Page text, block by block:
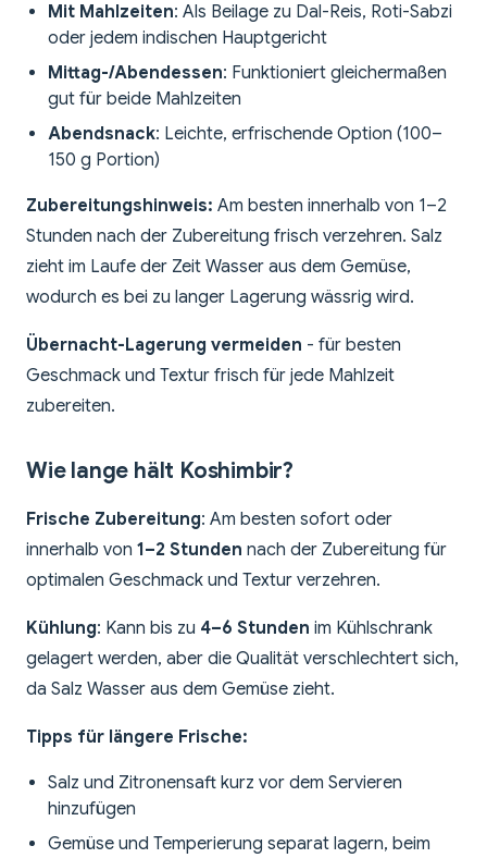
Mit Mahlzeiten: Als Beilage zu Dal-Reis, Roti-Sabzi
oder jedem indischen Hauptgericht
Mittag-/Abendessen: Funktioniert gleichermaßen
gut für beide Mahlzeiten
Abendsnack: Leichte, erfrischende Option (100–
150 g Portion)
Zubereitungshinweis: Am besten innerhalb von 1–2
Stunden nach der Zubereitung frisch verzehren. Salz
zieht im Laufe der Zeit Wasser aus dem Gemüse,
wodurch es bei zu langer Lagerung wässrig wird.
Übernacht-Lagerung vermeiden - für besten
Geschmack und Textur frisch für jede Mahlzeit
zubereiten.
Wie lange hält Koshimbir?
Frische Zubereitung: Am besten sofort oder
innerhalb von 1–2 Stunden nach der Zubereitung für
optimalen Geschmack und Textur verzehren.
Kühlung: Kann bis zu 4–6 Stunden im Kühlschrank
gelagert werden, aber die Qualität verschlechtert sich,
da Salz Wasser aus dem Gemüse zieht.
Tipps für längere Frische:
Salz und Zitronensaft kurz vor dem Servieren
hinzufügen
Gemüse und Temperierung separat lagern, beim